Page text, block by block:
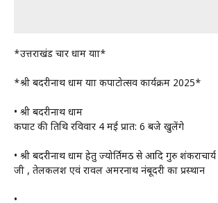
*उत्तराखंड चार धाम यात्रा*
*श्री बदरीनाथ धाम यात्रा कपाटोत्सव कार्यक्रम 2025*
• श्री बदरीनाथ धाम
कपाट की तिथि रविवार 4 मई प्रात: 6 बजे खुलेंगे
• श्री बदरीनाथ धाम हेतु ज्योर्तिमठ से आदि गुरु
जी , तेलकलश एवं रावल अमरनाथ नंबूदरी का प्रस्थान